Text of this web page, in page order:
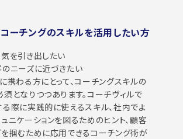
ーチングのスキルを活用したい方
を引き出したい
ニーズに近づきたい
携わる方にとって、コーチングスキルの
となりつつあります。コーチヴィルで
際に実践的に使えるスキル、社内でよ
ニケーションを図るためのヒント、顧客
掴むために応用できるコーチング術が